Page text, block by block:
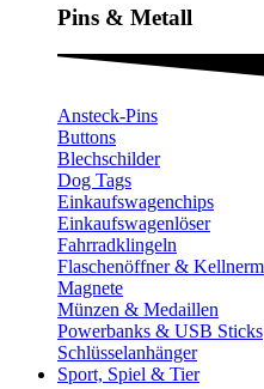
Pins & Metall​
Ansteck-Pins
Buttons
Blechschilder
Dog Tags
Einkaufswagenchips
Einkaufswagenlöser
Fahrradklingeln
Flaschenöffner &
Magnete
Münzen & Medaillen
Powerbanks & USB Sticks
Schlüsselanhänger
Sport, Spiel & Tier